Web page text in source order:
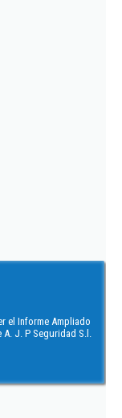
el Informe Ampliado
A. J. P Seguridad S.l.